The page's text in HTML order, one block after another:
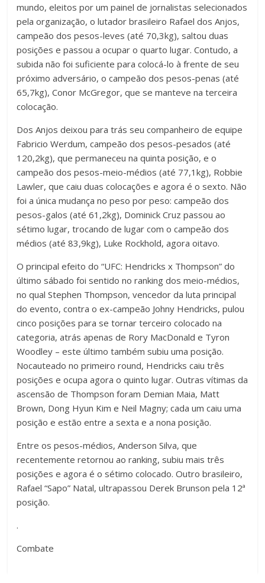
mundo, eleitos por um painel de jornalistas selecionados
pela organização, o lutador brasileiro Rafael dos Anjos,
campeão dos pesos-leves (até 70,3kg), saltou duas
posições e passou a ocupar o quarto lugar. Contudo, a
subida não foi suficiente para colocá-lo à frente de seu
próximo adversário, o campeão dos pesos-penas (até
65,7kg),Conor McGregor, que se manteve na terceira
colocação.
Dos Anjos deixou para trás seu companheiro de equipe
Fabricio Werdum, campeão dos pesos-pesados (até
120,2kg), que permaneceu na quinta posição, e o
campeão dos pesos-meio-médios (até 77,1kg), Robbie
Lawler, que caiu duas colocações e agora é o sexto. Não
foi a única mudança no peso por peso: campeão dos
pesos-galos (até 61,2kg), Dominick Cruz passou ao
sétimo lugar, trocando de lugar com o campeão dos
médios (até 83,9kg), Luke Rockhold, agora oitavo.
O principal efeito do “UFC: Hendricks x Thompson” do
último sábado foi sentido no ranking dos meio-médios,
no qualStephen Thompson, vencedor da luta principal
do evento, contra o ex-campeão Johny Hendricks, pulou
cinco posições para se tornar terceiro colocado na
categoria, atrás apenas de Rory MacDonald e Tyron
Woodley – este último também subiu uma posição.
Nocauteado no primeiro round, Hendricks caiu três
posições e ocupa agora o quinto lugar. Outras vítimas da
ascensão de Thompson foram Demian Maia, Matt
Brown, Dong Hyun Kim e Neil Magny; cada um caiu uma
posição e estão entre a sexta e a nona posição.
Entre os pesos-médios,Anderson Silva, que
recentemente retornou ao ranking, subiu mais três
posições e agora é o sétimo colocado. Outro brasileiro,
Rafael “Sapo” Natal, ultrapassou Derek Brunson pela 12ª
posição.
.
Combate